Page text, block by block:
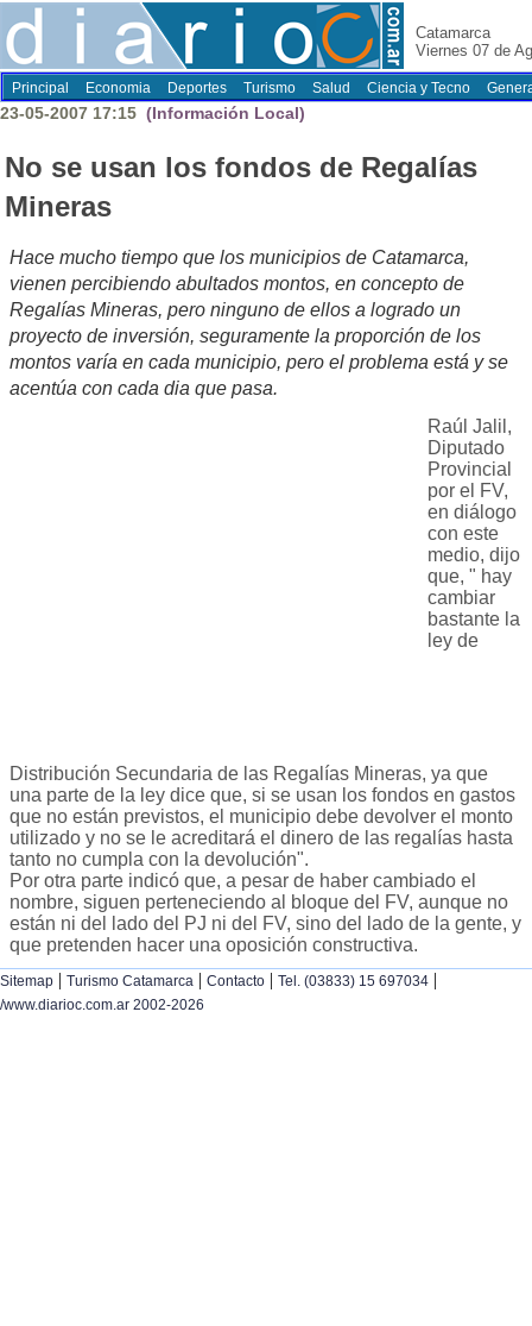
Catamarca
Viernes 07 de
Principal Economia Deportes Turismo Salud Ciencia y Tecno
23-05-2007 17:15 (Información Local)
No se usan los fondos de Regalías
Mineras
Hace mucho tiempo que los municipios de Catamarca,
vienen percibiendo abultados montos, en concepto de
Regalías Mineras, pero ninguno de ellos a logrado un
proyecto de inversión, seguramente la proporción de los
montos varía en cada municipio, pero el problema está y se
acentúa con cada dia que pasa.
Raúl Jalil,
Diputado
Provincial
por el FV,
en diálogo
con este
medio, dijo
que, " hay
cambiar
bastante la
ley de
Distribución Secundaria de las Regalías Mineras, ya que
una parte de la ley dice que, si se usan los fondos en gastos
que no están previstos, el municipio debe devolver el monto
utilizado y no se le acreditará el dinero de las regalías hasta
tanto no cumpla con la devolución".
Por otra parte indicó que, a pesar de haber cambiado el
nombre, siguen perteneciendo al bloque del FV, aunque no
están ni del lado del PJ ni del FV, sino del lado de la gente, y
que pretenden hacer una oposición constructiva.
Sitemap | Turismo Catamarca | Contacto | Tel. (03833) 15 697034 |
/www.diarioc.com.ar 2002-2026